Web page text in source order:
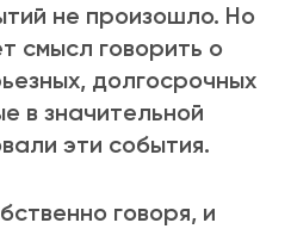
не произошло. Но
смысл говорить о
долгосрочных
в значительной
эти события.
говоря, и